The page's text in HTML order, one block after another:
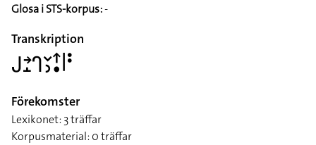
Glosa i STS-korpus:-
Transkription
􌤢􌥔􌤸􌤪􌥖􌤶􌦃􌥡􌥼􌥻
Förekomster
Lexikonet: 3 träffar
Korpusmaterial: 0 träffar